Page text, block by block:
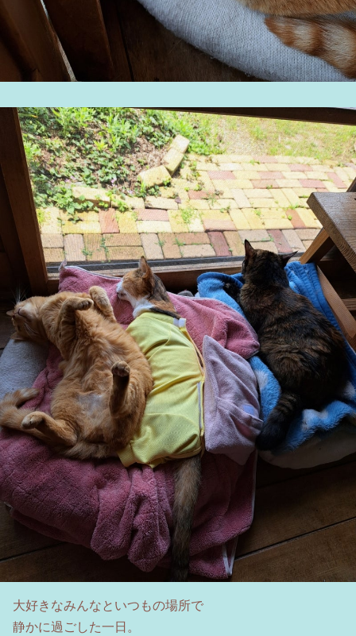
大好きなみんなといつもの場所で
静かに過ごした一日。